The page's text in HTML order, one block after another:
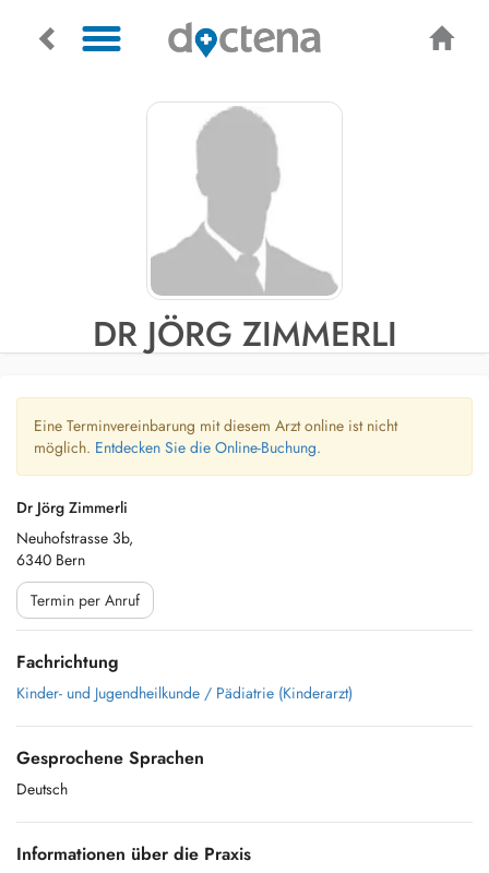
DR JÖRG ZIMMERLI
Eine Terminvereinbarung mit diesem Arzt online ist nicht
möglich. Entdecken Sie die Online-Buchung.
Dr Jörg Zimmerli
Neuhofstrasse 3b,
6340 Bern
Termin per Anruf
Fachrichtung
Kinder- und Jugendheilkunde / Pädiatrie (Kinderarzt)
Gesprochene Sprachen
Deutsch
Informationen über die Praxis